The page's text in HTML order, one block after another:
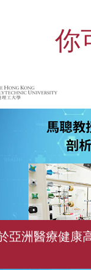
你
亞洲醫療健康